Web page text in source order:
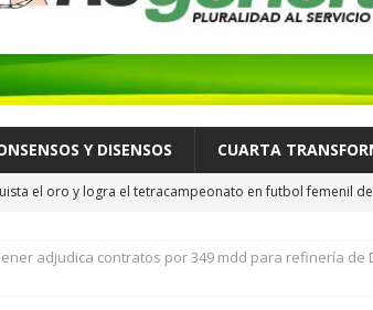
Y DISENSOS CUARTA
el oro y logra el tetracampeonato en futbol femenil
las familias mexicanas mejora; hay bienestar:
adjudica contratos por 349 mdd para refinería de